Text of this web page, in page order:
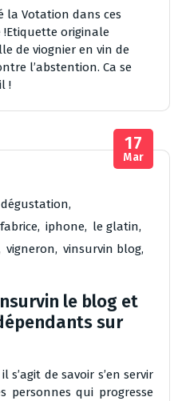
la Votation dans ces
!Etiquette originale
de viognier en vin de
l’abstention. Ca se
!
dégustation,
fabrice, iphone, le glatin,
vigneron, vinsurvin blog,
17
Mar
le blog et
sur
s’agit de savoir s’en servir
personnes qui progresse